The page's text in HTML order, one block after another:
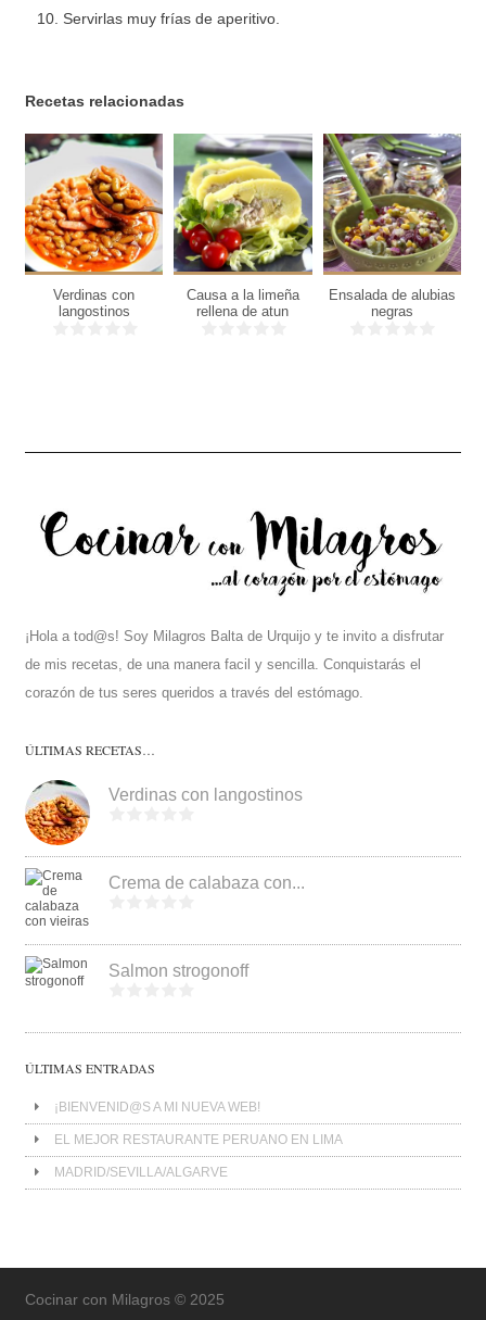
Servirlas muy frías de aperitivo.
Recetas relacionadas
6
personas
Verdinas con
langostinos
6
personas
18
Min
Causa a la limeña
rellena de atun
6
personas
personas
Ensalada de alubias
negras
¡Hola a tod@s! Soy Milagros Balta de Urquijo y te invito a disfrutar
de mis recetas, de una manera facil y sencilla. Conquistarás el
corazón de tus seres queridos a través del estómago.
ÚLTIMAS RECETAS…
Verdinas con langostinos
Crema de calabaza con...
Salmon strogonoff
ÚLTIMAS ENTRADAS
¡BIENVENID@S A MI NUEVA WEB!
EL MEJOR RESTAURANTE PERUANO EN LIMA
MADRID/SEVILLA/ALGARVE
Cocinar con Milagros © 2025